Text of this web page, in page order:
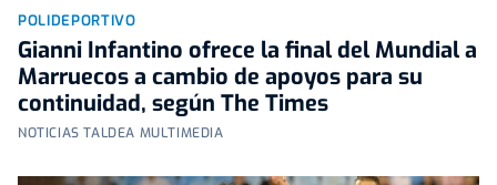
POLIDEPORTIVO
Gianni Infantino ofrece la final del Mundial a
Marruecos a cambio de apoyos para su
continuidad, según The Times
NOTICIAS TALDEA MULTIMEDIA